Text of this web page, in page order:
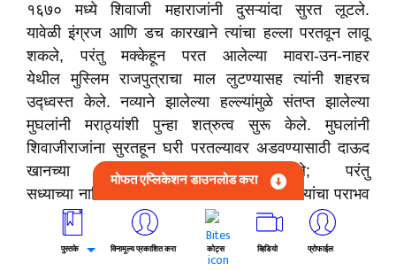
१६७० मध्ये शिवाजी महाराजांनी दुसऱ्यांदा सुरत लूटले.
यावेळी इंग्रज आणि डच कारखाने त्यांचा हल्ला परतवून लावू
शकले, परंतु मक्केहून परत आलेल्या मावरा-उन-नाहर
येथील मुस्लिम राजपुत्राचा माल लुटण्यासह त्यांनी शहरच
उद्ध्वस्त केले. नव्याने झालेल्या हल्ल्यांमुळे संतप्त झालेल्या
मुघलांनी मराठ्यांशी पुन्हा शत्रुत्व सुरू केले. मुघलांनी
शिवाजीराजांना सुरतहून घरी परतल्यावर अडवण्यासाठी दाऊद
खानच्या नेतृत्वाखाली सैन्य पाठवले; परंतु
सध्याच्या नाशिकजवळील वणी-दिंडोरीच्या लढाईत त्यांचा पराभव
झाला. [११२]
ऑक्टोबर १६७० मध्ये, शिवाजीराजांनी आपले
मोफत एप्लिकेशन डाउनलोड करा
पुस्तके विनामूल्य प्रकाशित करा कोट्स व्हिडियो प्रोफाईल